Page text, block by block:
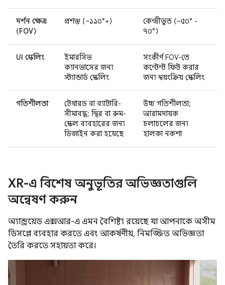
দর্শন ক্ষেত্র
(FOV)
প্রশস্ত (~১১০°+)
কেন্দ্রীভূত (~৫০° -
৭০°)
UI স্কেলিং
ইমারসিভ
ক্যানভাসের জন্য
স্ট্যান্ডার্ড স্কেলিং
সংকীর্ণ FOV-তে
কন্টেন্ট ফিট করার
জন্য স্বয়ংক্রিয় স্কেলিং
গতিশীলতা
টেথারড বা ব্যাটারি-
সীমাবদ্ধ; স্থির বা রুম-
স্কেল ব্যবহারের জন্য
ডিজাইন করা হয়েছে
উচ্চ গতিশীলতা;
আরামদায়ক
চলাচলের জন্য
হালকা নকশা
XR-এ বিশেষ অনুভূতির অভিজ্ঞতাগুলি
অন্বেষণ করুন
অ্যান্ড্রয়েড এক্সআর-এ এমন বৈশিষ্ট্য রয়েছে যা আপনাকে অসীম
ডিসপ্লে ব্যবহার করতে এবং আকর্ষণীয়, নিমজ্জিত অভিজ্ঞতা
তৈরি করতে সহায়তা করে।